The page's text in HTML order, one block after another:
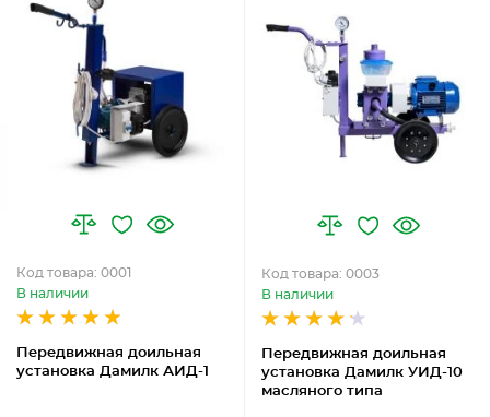
Передвижная доильная
установка Дамилк АИД-1
Код товара: 0001
В наличии
Передвижная доильная
установка Дамилк УИД-10
масляного типа
Код товара: 0003
В наличии